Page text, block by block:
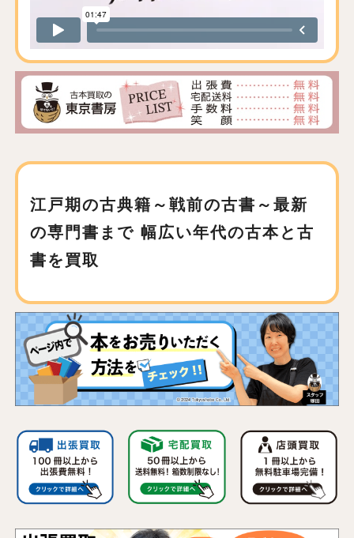
江戸期の古典籍～戦前の古書～最新
の専門書まで 幅広い年代の古本と古
書を買取